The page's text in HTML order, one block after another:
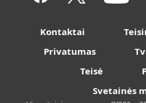
Kontaktai
Privatumas
Teisė
Svetainės